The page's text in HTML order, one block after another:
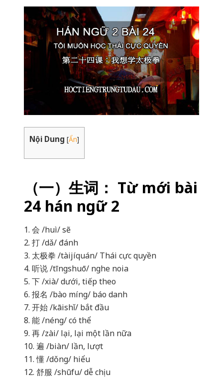
Nội Dung [Ẩn]
（一）生词： Từ mới bài
24 hán ngữ 2
1. 会 /huì/ sẽ
2. 打 /dǎ/ đánh
3. 太极拳 /tàijíquán/ Thái cực quyền
4. 听说 /tīngshuō/ nghe noia
5. 下 /xià/ dưới, tiếp theo
6. 报名 /bào míng/ báo danh
7. 开始 /kāishǐ/ bắt đầu
8. 能 /néng/ có thể
9. 再 /zài/ lại, lại một lần nữa
10. 遍 /biàn/ lần, lượt
11. 懂 /dǒng/ hiểu
12. 舒服 /shūfu/ dễ chịu